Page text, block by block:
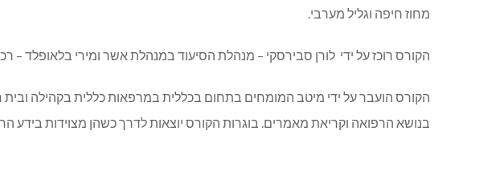
מחוז חיפה וגליל מערבי.
הקורס רוכז על ידי לורן סבירסקי – מנהלת הסיעוד במנהלת אשר ומירי בלאופלד –
הקורס הועבר על ידי מיטב המומחים בתחום בכללית במרפאות כללית בקהילה
בנושא הרפואה וקריאת מאמרים. בוגרות הקורס יוצאות לדרך כשהן מצוידות בידע